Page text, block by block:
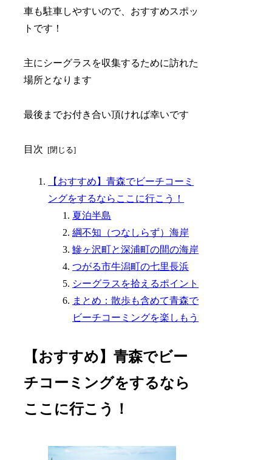
車も駐車しやすいので、おすすめスポッ
トです！
主にシーグラスを収集するために訪れた
場所となります
最後までお付き合い頂ければ幸いです
目次
【おすすめ】青森でビーチコーミ
ングをするならここに行こう！
夏泊半島
綱不知（つなしらず）海岸
鰺ヶ沢町と深浦町の間の海岸
つがる市牛潟町の七里長浜
シーグラスを拾えるポイント
まとめ：散歩も含めて青森で
ビーチコーミングを楽しもう
【おすすめ】青森でビー
チコーミングをするなら
ここに行こう！